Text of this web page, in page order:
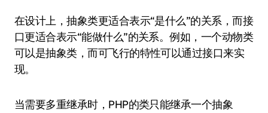
在设计上，抽象类更适合表示“是什么”的关系，而接
口更适合表示“能做什么”的关系。例如，一个动物类
可以是抽象类，而可飞行的特性可以通过接口来实
现。
当需要多重继承时，PHP的类只能继承一个抽象